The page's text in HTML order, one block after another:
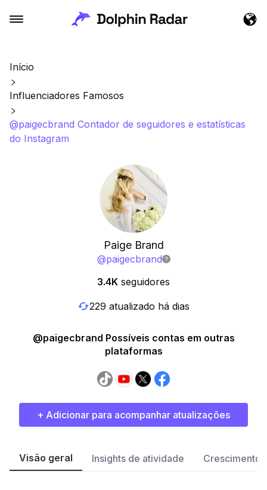
Início
Influenciadores Famosos
@paigecbrand Contador de seguidores e estatísticas
do Instagram
Paige Brand
@paigecbrand
3.4K seguidores
229 atualizado há dias
@paigecbrand Possíveis contas em outras
plataformas
+ Adicionar para acompanhar atualizações
Visão geral Insights de atividade Crescimento